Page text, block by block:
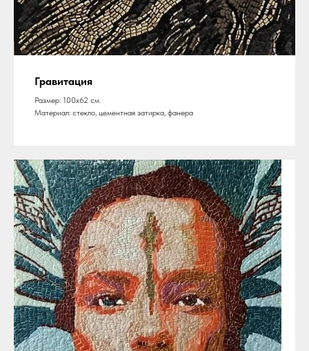
Гравитация
Размер: 100х62 см.
Материал: стекло, цементная затирка, фанера